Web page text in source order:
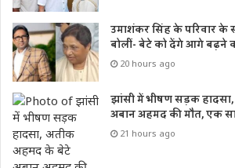
उमाशंकर सिंह के परिवार के
बोलीं- बेटे को देंगे आगे बढ़ने
20 hours ago
झांसी में भीषण सड़क
अबान अहमद की मौत, एक
21 hours ago